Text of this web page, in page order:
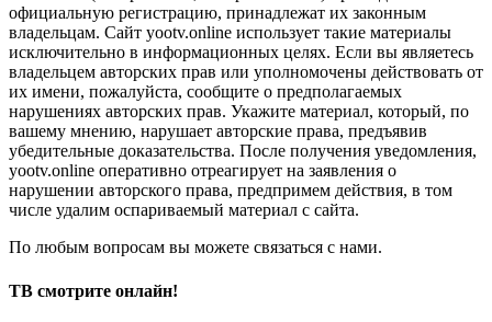
официальную регистрацию, принадлежат их законным
владельцам. Сайт yootv.online использует такие материалы
исключительно в информационных целях. Если вы являетесь
владельцем авторских прав или уполномочены действовать от
их имени, пожалуйста, сообщите о предполагаемых
нарушениях авторских прав. Укажите материал, который, по
вашему мнению, нарушает авторские права, предъявив
убедительные доказательства. После получения уведомления,
yootv.online оперативно отреагирует на заявления о
нарушении авторского права, предпримем действия, в том
числе удалим оспариваемый материал с сайта.
По любым вопросам вы можете связаться с нами.
ТВ смотрите онлайн!